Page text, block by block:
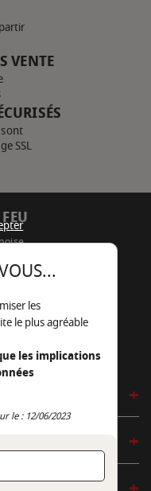
VENTE
SSL
09
mailles
le plus agréable
les implications
le : 12/06/2023